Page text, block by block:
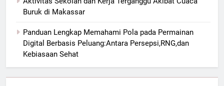
Buruk di Makassar
Panduan Lengkap Memahami Pola pada Permainan
Digital Berbasis Peluang:Antara Persepsi,RNG,dan
Kebiasaan Sehat